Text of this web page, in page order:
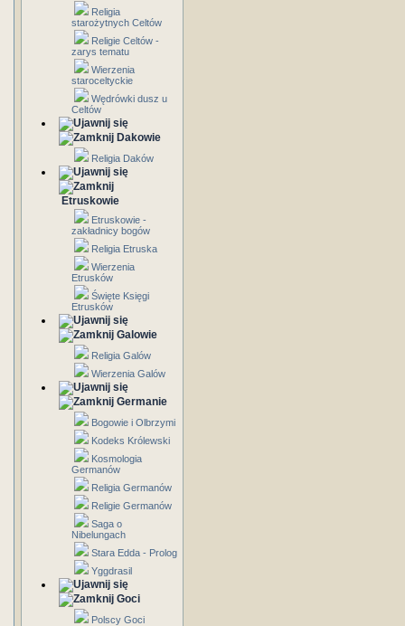
Religia
starożytnych Celtów
Religie Celtów -
zarys tematu
Wierzenia
staroceltyckie
Wędrówki dusz u
Celtów
Dakowie
Religia Daków
Etruskowie
Etruskowie -
zakładnicy bogów
Religia Etruska
Wierzenia
Etrusków
Święte Księgi
Etrusków
Galowie
Religia Galów
Wierzenia Galów
Germanie
Bogowie i Olbrzymi
Kodeks Królewski
Kosmologia
Germanów
Religia Germanów
Religie Germanów
Saga o
Nibelungach
Stara Edda - Prolog
Yggdrasil
Goci
Polscy Goci